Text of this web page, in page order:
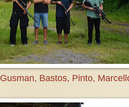
Gusman, Bastos, Pinto,